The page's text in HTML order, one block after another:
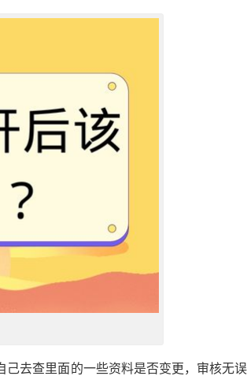
去查里面的一些资料是否变更，审核无